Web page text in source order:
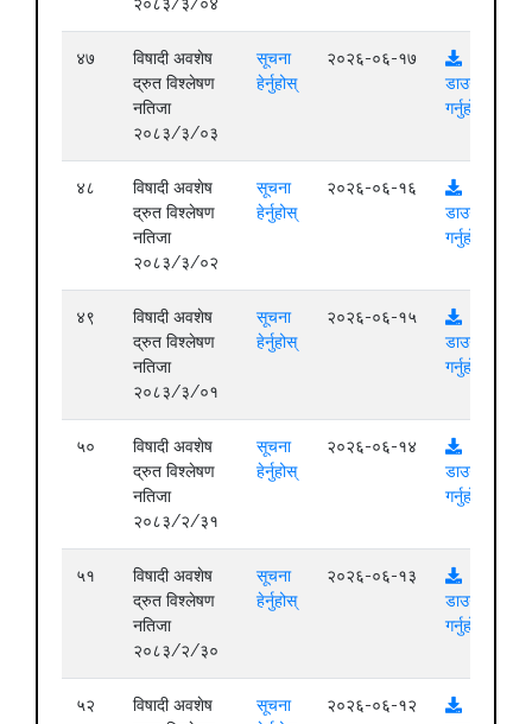
४७
विषादी अवशेष
द्रुत विश्लेषण
नतिजा
२०८३/३/०३
सूचना
हेर्नुहोस्
२०२६-०६-१७
डाउनलोड
गर्नुहोस्
४८
विषादी अवशेष
द्रुत विश्लेषण
नतिजा
२०८३/३/०२
सूचना
हेर्नुहोस्
२०२६-०६-१६
डाउनलोड
गर्नुहोस्
४९
विषादी अवशेष
द्रुत विश्लेषण
नतिजा
२०८३/३/०१
सूचना
हेर्नुहोस्
२०२६-०६-१५
डाउनलोड
गर्नुहोस्
५०
विषादी अवशेष
द्रुत विश्लेषण
नतिजा
२०८३/२/३१
सूचना
हेर्नुहोस्
२०२६-०६-१४
डाउनलोड
गर्नुहोस्
५१
विषादी अवशेष
द्रुत विश्लेषण
नतिजा
२०८३/२/३०
सूचना
हेर्नुहोस्
२०२६-०६-१३
डाउनलोड
गर्नुहोस्
५२
विषादी अवशेष
सूचना
२०२६-०६-१२